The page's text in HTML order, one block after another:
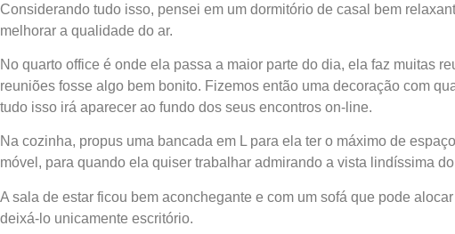
Considerando tudo isso, pensei em um dormitório de casal bem
melhorar a qualidade do ar.
No quarto office é onde ela passa a maior parte do dia, ela faz muitas
reuniões fosse algo bem bonito. Fizemos então uma decoração com
tudo isso irá aparecer ao fundo dos seus encontros on-line.
Na cozinha, propus uma bancada em L para ela ter o máximo de
móvel, para quando ela quiser trabalhar admirando a vista lindíssima
A sala de estar ficou bem aconchegante e com um sofá que pode
deixá-lo unicamente escritório.